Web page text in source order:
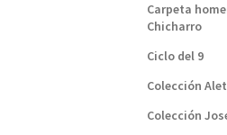
Carpeta
Chicharro
Ciclo del 9
Colección
Colección